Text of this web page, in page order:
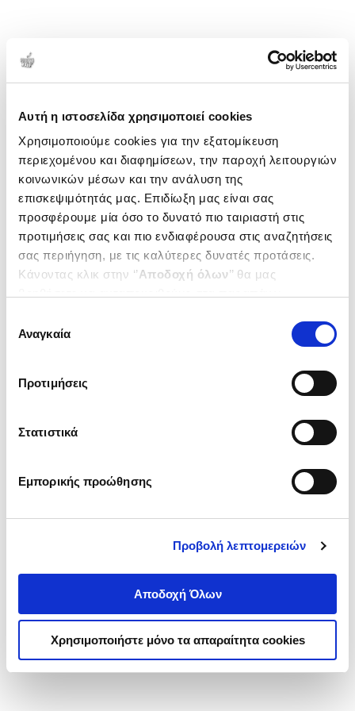
Αυτή η ιστοσελίδα χρησιμοποιεί cookies
Χρησιμοποιούμε cookies για την εξατομίκευση
περιεχομένου και διαφημίσεων, την παροχή λειτουργιών
κοινωνικών μέσων και την ανάλυση της
επισκεψιμότητάς μας. Επιδίωξη μας είναι σας
προσφέρουμε μία όσο το δυνατό πιο ταιριαστή στις
προτιμήσεις σας και πιο ενδιαφέρουσα στις αναζητήσεις
σας περιήγηση, με τις καλύτερες δυνατές προτάσεις.
Κάνοντας κλικ στην ‘’Αποδοχή όλων’’ θα μας
ενδιαφέρουν και να επιλέξετε από τα παρακάτω με την
΄΄και να ενημερωθείτε σχετικά με
συγκατάθεσης
Αναγκαία
Προτιμήσεις
Στατιστικά
Εμπορικής προώθησης
Προβολή λεπτομερειών
Αποδοχή Όλων
Χρησιμοποιήστε μόνο τα απαραίτητα cookies